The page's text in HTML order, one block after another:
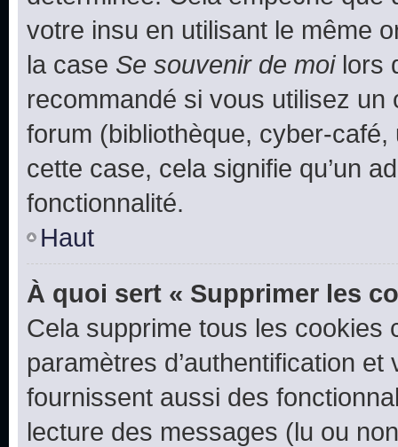
votre insu en utilisant le même
la case Se souvenir de moilors
recommandé si vous utilisez
forum (bibliothèque, cyber-
cette case, cela signifie qu’un
fonctionnalité.
Haut
À quoi sert « Supprimer les
Cela supprime tous les cookies
paramètres d’authentification
fournissent aussi des
lecture des messages (lu ou